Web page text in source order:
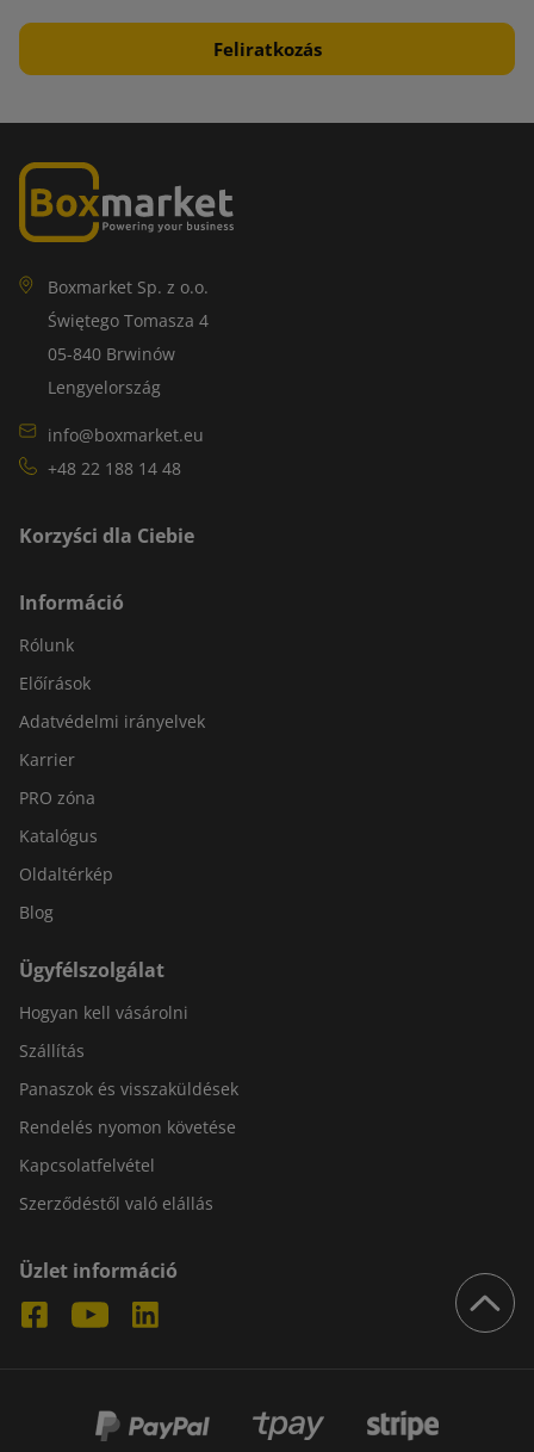
Boxmarket Sp. z o.o.
Świętego Tomasza 4
05-840 Brwinów
Lengyelország
info@boxmarket.eu
+48 22 188 14 48
Korzyści dla Ciebie
Információ
Rólunk
Előírások
Adatvédelmi irányelvek
Karrier
PRO zóna
Katalógus
Oldaltérkép
Blog
Ügyfélszolgálat
Hogyan kell vásárolni
Szállítás
Panaszok és visszaküldések
Rendelés nyomon követése
Kapcsolatfelvétel
Szerződéstől való elállás
Üzlet információ